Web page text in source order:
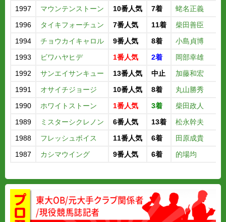
1997
マウンテンストーン 10番人気 7着
蛯名正義
1996
タイキフォーチュン 7番人気 11着
柴田善臣
1994
チョウカイキャロル 9番人気 8着
小島貞博
1993
ビワハヤヒデ 1番人気 2着
岡部幸雄
1992
サンエイサンキュー 13番人気 中止
加藤和宏
1991
オサイチジョージ 10番人気 8着
丸山勝秀
1990
ホワイトストーン 1番人気 3着
柴田政人
1989
ミスターシクレノン 6番人気 13着
松永幹夫
1988
フレッシュボイス 11番人気 6着
田原成貴
1987
カシマウイング 9番人気 6着 的場均